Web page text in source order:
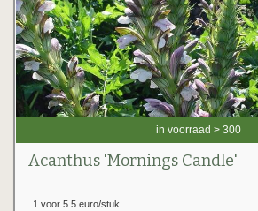
in voorraad > 300
Acanthus 'Mornings Candle'
1 voor 5.5 euro/stuk